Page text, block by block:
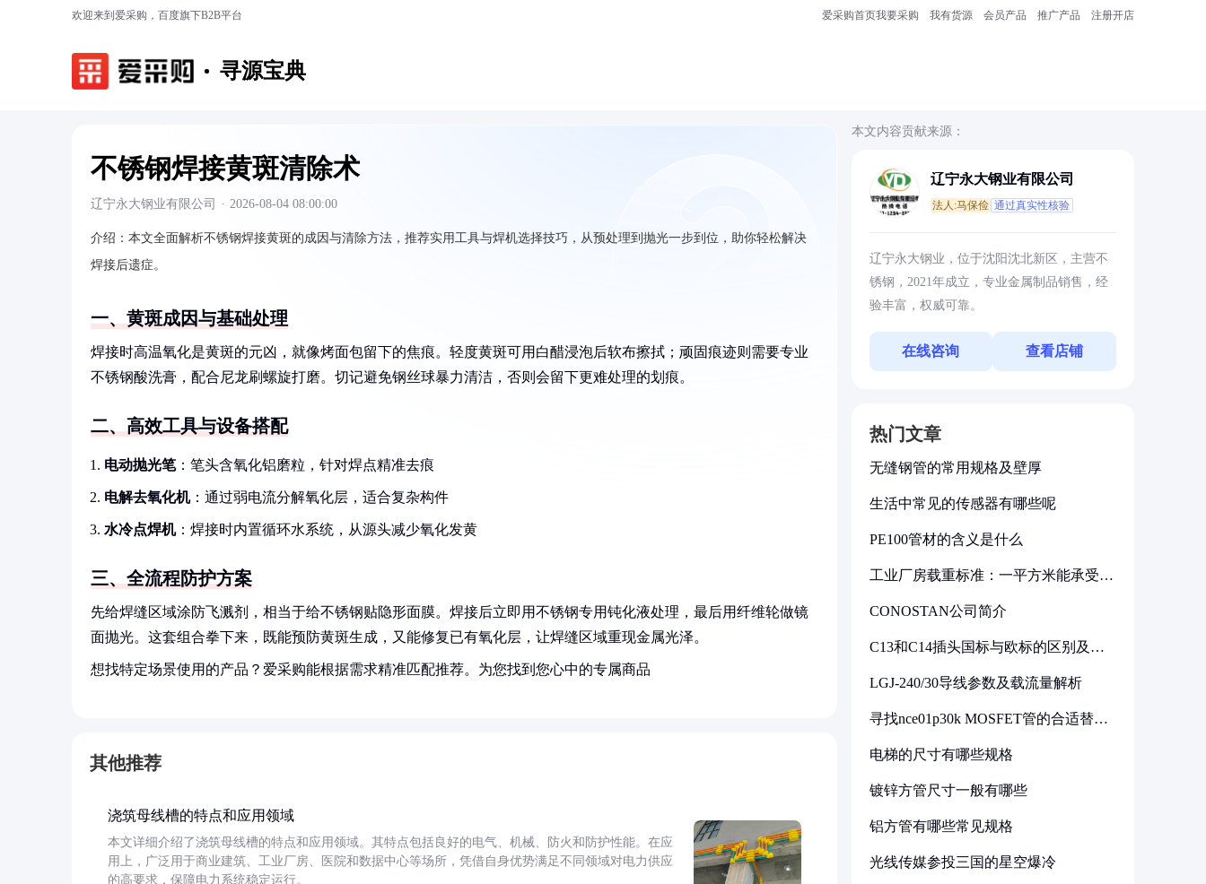
欢迎来到爱采购，百度旗下B2B平台 爱采购首页我要采购 我有货源 会员产品 推广产品 注册开店
寻源宝典
不锈钢焊接黄斑清除术
辽宁永大钢业有限公司 · 2026-08-04 08:00:00
介绍： 本文全面解析不锈钢焊接黄斑的成因与清除方法，推荐实用工具与焊机选择技巧，从预处理到抛光一步到位，助你轻松解决
焊接后遗症。
一、黄斑成因与基础处理
焊接时高温氧化是黄斑的元凶，就像烤面包留下的焦痕。轻度黄斑可用白醋浸泡后软布擦拭；顽固痕迹则需要专业
不锈钢酸洗膏，配合尼龙刷螺旋打磨。切记避免钢丝球暴力清洁，否则会留下更难处理的划痕。
二、高效工具与设备搭配
电动抛光笔：笔头含氧化铝磨粒，针对焊点精准去痕
电解去氧化机：通过弱电流分解氧化层，适合复杂构件
水冷点焊机：焊接时内置循环水系统，从源头减少氧化发黄
三、全流程防护方案
先给焊缝区域涂防飞溅剂，相当于给不锈钢贴隐形面膜。焊接后立即用不锈钢专用钝化液处理，最后用纤维轮做镜
面抛光。这套组合拳下来，既能预防黄斑生成，又能修复已有氧化层，让焊缝区域重现金属光泽。
想找特定场景使用的产品？爱采购能根据需求精准匹配推荐。为您找到您心中的专属商品
其他推荐
浇筑母线槽的特点和应用领域
本文详细介绍了浇筑母线槽的特点和应用领域。其特点包括良好的电气、机械、防火和防护性能。在应
用上，广泛用于商业建筑、工业厂房、医院和数据中心等场所，凭借自身优势满足不同领域对电力供应
的高要求，保障电力系统稳定运行。
本文内容贡献来源：
辽宁永大钢业有限公司
法人:马保俭 通过真实性核验
辽宁永大钢业，位于沈阳沈北新区，主营不
锈钢，2021年成立，专业金属制品销售，经
验丰富，权威可靠。
在线咨询 查看店铺
热门文章
无缝钢管的常用规格及壁厚
生活中常见的传感器有哪些呢
PE100管材的含义是什么
工业厂房载重标准：一平方米能承受多
CONOSTAN公司简介
C13和C14插头国标与欧标的区别及其
LGJ-240/30导线参数及载流量解析
寻找nce01p30k MOSFET管的合适替代
电梯的尺寸有哪些规格
镀锌方管尺寸一般有哪些
铝方管有哪些常见规格
光线传媒参投三国的星空爆冷